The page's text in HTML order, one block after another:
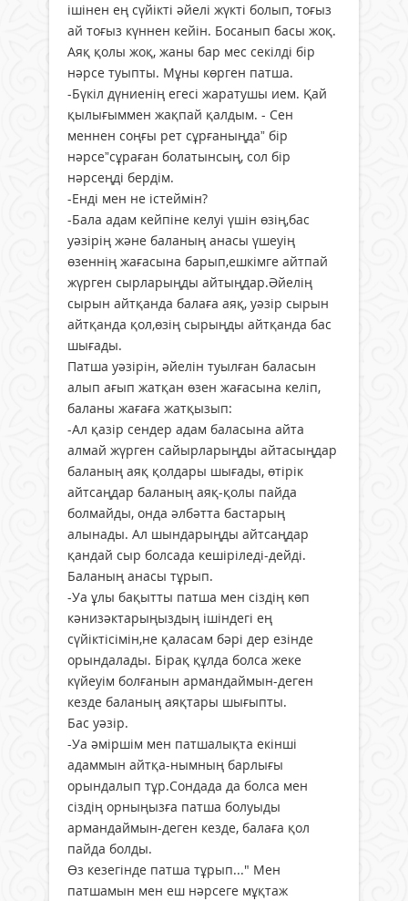
ішінен ең сүйікті әйелі жүкті болып, тоғыз
ай тоғыз күннен кейін. Босанып басы жоқ.
Аяқ қолы жоқ, жаны бар мес секілді бір
нәрсе туыпты. Мұны көрген патша.
-Бүкіл дүниенің егесі жаратушы ием. Қай
қылығыммен жақпай қалдым. - Сен
меннен соңғы рет сұрғаныңда” бір
нәрсе”сұраған болатынсың, сол бір
нәрсеңді бердім.
-Енді мен не істеймін?
-Бала адам кейпіне келуі үшін өзің,бас
уәзірің және баланың анасы үшеуің
өзеннің жағасына барып,ешкімге айтпай
жүрген сырларыңды айтыңдар.Әйелің
сырын айтқанда балаға аяқ, уәзір сырын
айтқанда қол,өзің сырыңды айтқанда бас
шығады.
Патша уәзірін, әйелін туылған баласын
алып ағып жатқан өзен жағасына келіп,
баланы жағаға жатқызып:
-Ал қазір сендер адам баласына айта
алмай жүрген сайырларыңды айтасыңдар
баланың аяқ қолдары шығады, өтірік
айтсаңдар баланың аяқ-қолы пайда
болмайды, онда әлбәтта бастарың
алынады. Ал шындарыңды айтсаңдар
қандай сыр болсада кешіріледі-дейді.
Баланың анасы тұрып.
-Уа ұлы бақытты патша мен сіздің көп
кәнизәктарыңыздың ішіндегі ең
сүйіктісімін,не қаласам бәрі дер езінде
орындалады. Бірақ құлда болса жеке
күйеуім болғанын армандаймын-деген
кезде баланың аяқтары шығыпты.
Бас уәзір.
-Уа әміршім мен патшалықта екінші
адаммын айтқа-нымның барлығы
орындалып тұр.Сондада да болса мен
сіздің орныңызға патша болуыды
армандаймын-деген кезде, балаға қол
пайда болды.
Өз кезегінде патша тұрып..." Мен
патшамын мен еш нәрсеге мұқтаж